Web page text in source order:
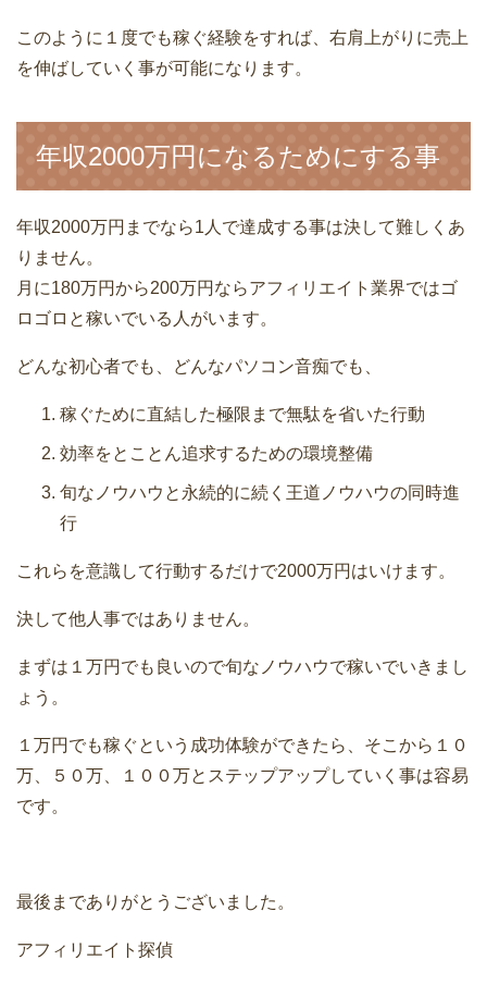
このように１度でも稼ぐ経験をすれば、右肩上がりに売上
を伸ばしていく事が可能になります。
年収2000万円になるためにする事
年収2000万円までなら1人で達成する事は決して難しくあ
りません。
月に180万円から200万円ならアフィリエイト業界ではゴ
ロゴロと稼いでいる人がいます。
どんな初心者でも、どんなパソコン音痴でも、
稼ぐために直結した極限まで無駄を省いた行動
効率をとことん追求するための環境整備
旬なノウハウと永続的に続く王道ノウハウの同時進
行
これらを意識して行動するだけで2000万円はいけます。
決して他人事ではありません。
まずは１万円でも良いので旬なノウハウで稼いでいきまし
ょう。
１万円でも稼ぐという成功体験ができたら、そこから１０
万、５０万、１００万とステップアップしていく事は容易
です。
最後までありがとうございました。
アフィリエイト探偵